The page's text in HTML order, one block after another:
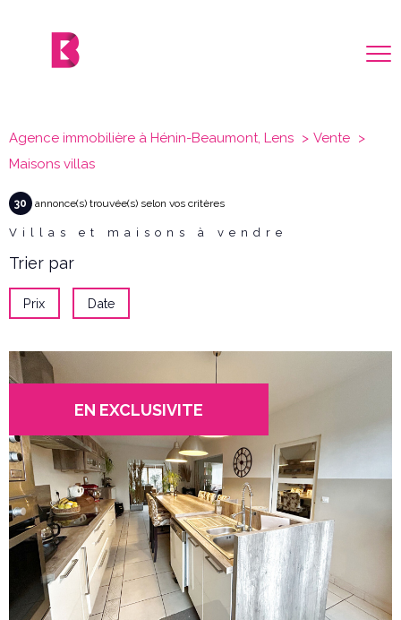
Agence immobilière à Hénin-Beaumont, Lens
Vente
Maisons villas
30 annonce(s) trouvée(s) selon vos critères
Villas et maisons à vendre
Trier par
Prix Date
EN EXCLUSIVITE